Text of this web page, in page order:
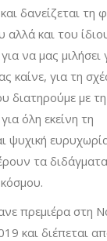
δανείζεται τη
αλλά και του
να μας μιλήσει
καίνε, για τη
διατηρούμε με
όλη εκείνη τη
ψυχική
τα
πρεμιέρα στη
και διέπεται